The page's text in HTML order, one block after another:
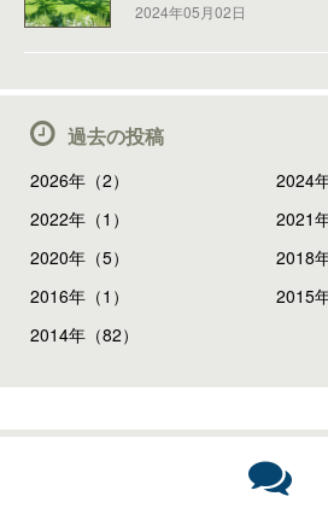
2024年05月02日
過去の投稿
2026年（2）
2024
2022年（1）
2021
2020年（5）
2018
2016年（1）
2015
2014年（82）